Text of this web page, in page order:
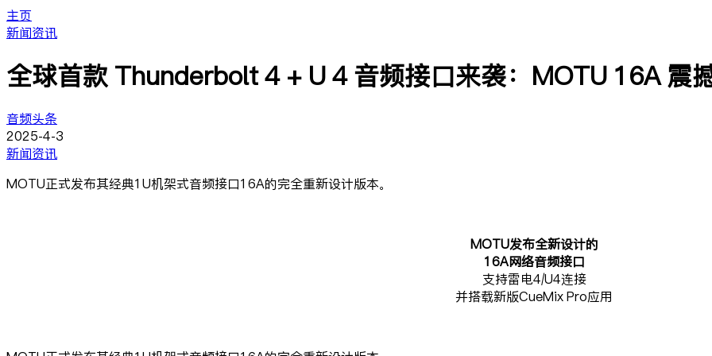
主页
新闻资讯
全球首款 Thunderbolt 4 + U 4 音频接口来袭：MOTU 16A 震
音频头条
2025-4-3
新闻资讯
MOTU正式发布其经典1U机架式音频接口16A的完全重新设计版本。
MOTU发布全新设计的
16A网络音频接口
支持雷电4/U4连接
并搭载新版CueMix Pro应用